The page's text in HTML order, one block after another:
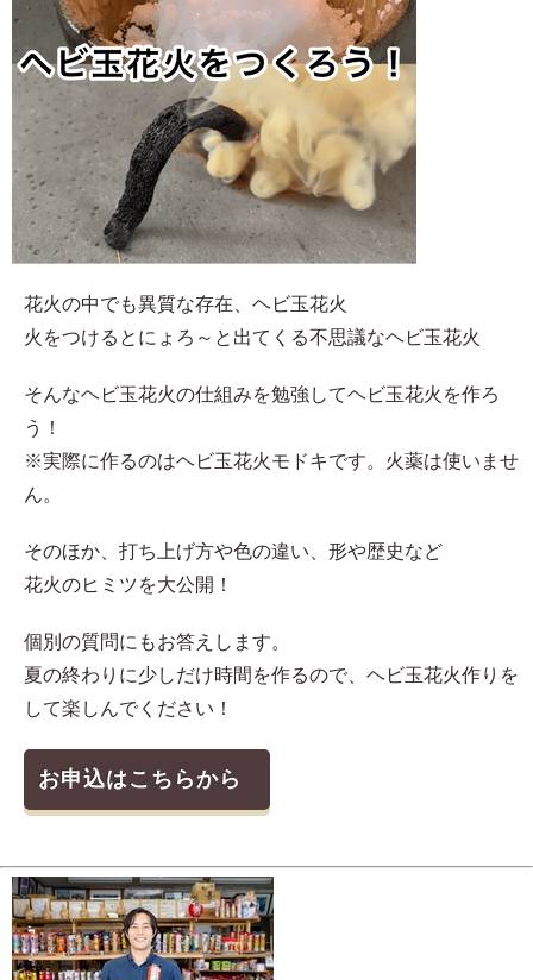
花火の中でも異質な存在、ヘビ玉花火
火をつけるとにょろ～と出てくる不思議なヘビ玉花火
そんなヘビ玉花火の仕組みを勉強してヘビ玉花火を作ろ
う！
※実際に作るのはヘビ玉花火モドキです。火薬は使いませ
ん。
そのほか、打ち上げ方や色の違い、形や歴史など
花火のヒミツを大公開！
個別の質問にもお答えします。
夏の終わりに少しだけ時間を作るので、ヘビ玉花火作りを
して楽しんでください！
お申込はこちらから